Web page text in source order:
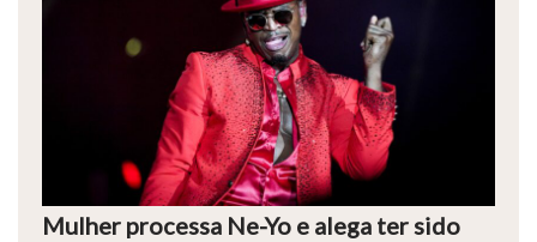
Mulher processa Ne-Yo e alega ter sido